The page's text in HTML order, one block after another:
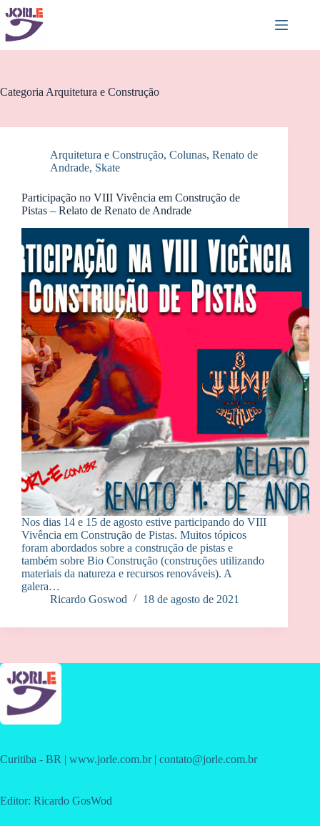
Pular
para
conteúdo
Categoria Arquitetura e Construção
Arquitetura e Construção, Colunas, Renato de
Andrade, Skate
Participação no VIII Vivência em Construção de
Pistas – Relato de Renato de Andrade
Nos dias 14 e 15 de agosto estive participando do VIII
Vivência em Construção de Pistas. Muitos tópicos
foram abordados sobre a construção de pistas e
também sobre Bio Construção (construções utilizando
materiais da natureza e recursos renováveis). A
galera…
Ricardo Goswod
18 de agosto de 2021
Curitiba - BR | www.jorle.com.br | contato@jorle.com.br
Editor: Ricardo GosWod